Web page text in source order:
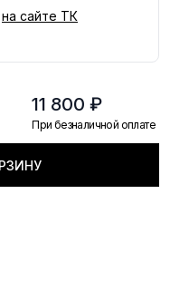
на сайте ТК
11 800 ₽
При безналичной оплате